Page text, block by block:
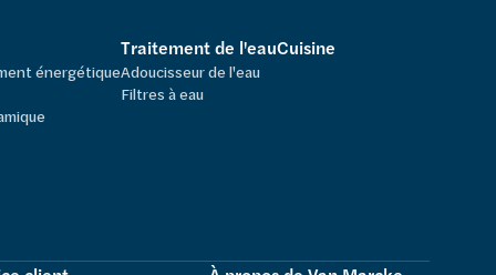
énergétique
Traitement de l'eau
Adoucisseur de l'eau
Filtres à eau
Cuisine